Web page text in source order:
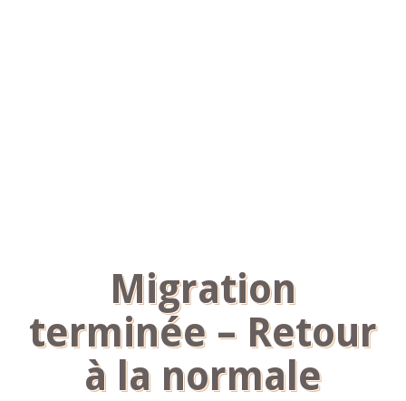
Migration
terminée – Retour
à la normale